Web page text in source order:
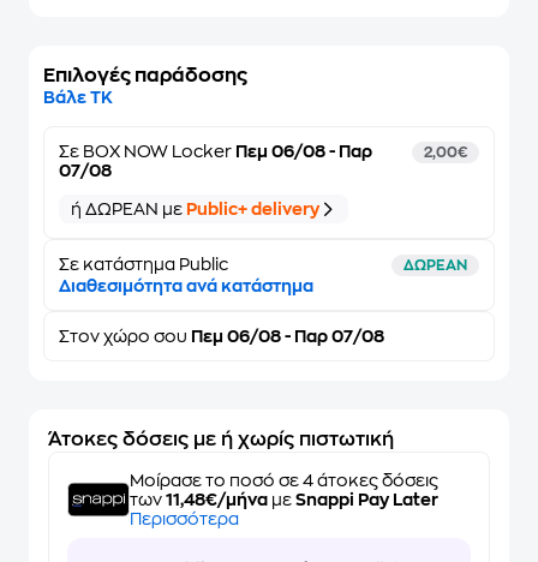
Επιλογές παράδοσης
Βάλε ΤΚ
Σε BOX NOW Locker Πεμ 06/08 - Παρ
07/08
2,00€
ή ΔΩΡΕΑΝ με Public+ delivery
Σε κατάστημα Public ΔΩΡΕΑΝ
Διαθεσιμότητα ανά κατάστημα
Στον χώρο σου Πεμ 06/08 - Παρ 07/08
Άτοκες δόσεις με ή χωρίς πιστωτική
Μοίρασε το ποσό σε 4 άτοκες δόσεις
των 11,48€/μήνα με Snappi Pay Later
Περισσότερα